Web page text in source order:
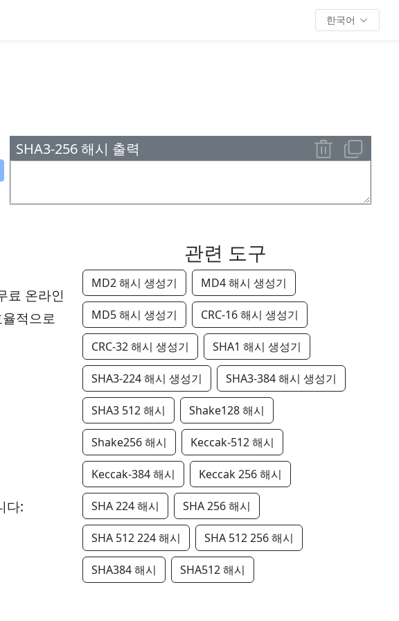
한국어
SHA3-256 해시 출력
료 온라인
적으로
다:
관련 도구
MD2 해시 생성기 MD4 해시 생성기
MD5 해시 생성기 CRC-16 해시 생성기
CRC-32 해시 생성기 SHA1 해시 생성기
SHA3-224 해시 생성기 SHA3-384 해시 생성기
SHA3 512 해시 Shake128 해시
Shake256 해시 Keccak-512 해시
Keccak-384 해시 Keccak 256 해시
SHA 224 해시 SHA 256 해시
SHA 512 224 해시 SHA 512 256 해시
SHA384 해시 SHA512 해시